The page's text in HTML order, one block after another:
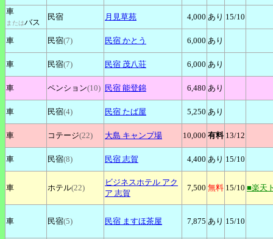
車
またはバス
民宿 月見草苑 4,000 あり 15/10
車 民宿(7) 民宿 かとう 6,000 あり
車 民宿(7) 民宿 茂八荘 6,000 あり
車 ペンション(10) 民宿 能登錦 6,480 あり
車 民宿(4) 民宿 たば屋 5,250 あり
車 コテージ(22) 大島 キャンプ場 10,000 有料 13/12
車 民宿(8) 民宿 志賀 4,400 あり 15/10
車 ホテル(22)
ビジネスホテル アク
ア 志賀
7,500 無料 15/10 ■楽天
車 民宿(5) 民宿 ますほ茶屋 7,875 あり 15/10